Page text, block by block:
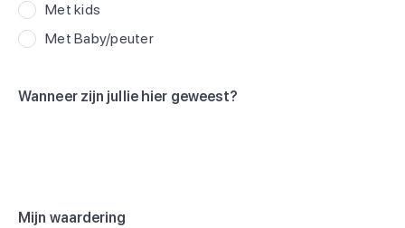
Met kids
Met Baby/peuter
Wanneer zijn jullie hier geweest?
Mijn waardering